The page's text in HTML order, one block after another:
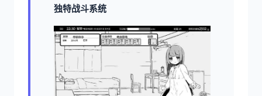
独特战斗系统